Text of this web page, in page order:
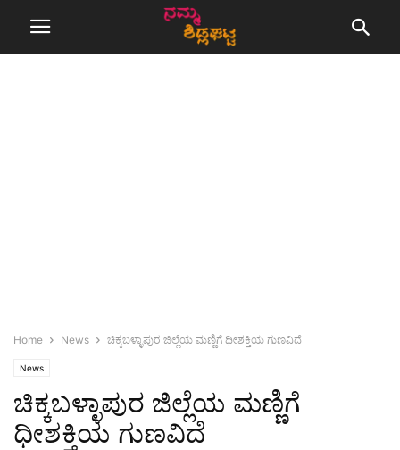
Home News ಚಿಕ್ಕಬಳ್ಳಾಪುರ ಜಿಲ್ಲೆಯ ಮಣ್ಣಿಗೆ ಧೀಶಕ್ತಿಯ ಗುಣವಿದೆ
News
ಚಿಕ್ಕಬಳ್ಳಾಪುರ ಜಿಲ್ಲೆಯ ಮಣ್ಣಿಗೆ
ಧೀಶಕ್ತಿಯ ಗುಣವಿದೆ